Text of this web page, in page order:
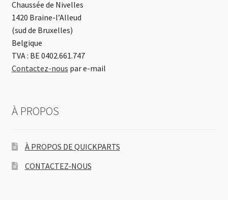
Chaussée de Nivelles
1420 Braine-l’Alleud
(sud de Bruxelles)
Belgique
TVA : BE 0402.661.747
Contactez-nous par e-mail
À PROPOS
À PROPOS DE QUICKPARTS
CONTACTEZ-NOUS